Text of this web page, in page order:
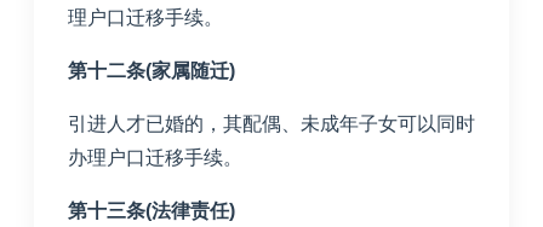
理户口迁移手续。
第十二条(家属随迁)
引进人才已婚的，其配偶、未成年子女可以同时
办理户口迁移手续。
第十三条(法律责任)